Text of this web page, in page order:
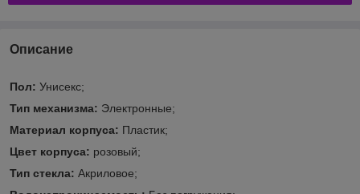
Описание
Пол: Унисекс;
Тип механизма: Электронные;
Материал корпуса: Пластик;
Цвет корпуса: розовый;
Тип стекла: Акриловое;